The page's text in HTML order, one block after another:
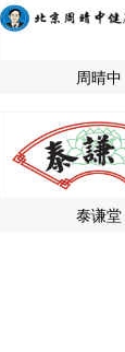
周晴中
泰谦堂